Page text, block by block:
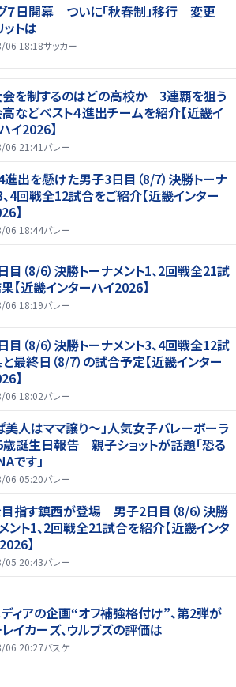
７日開幕 ついに「秋春制」移行 変更
ットは
06 18:18サッカー
を制するのはどの高校か 3連覇を狙う
などベスト４進出チームを紹介【近畿イ
イ2026】
06 21:41 バレー
進出を懸けた男子3日目（8/7）決勝トーナ
、4回戦全12試合をご紹介【近畿インター
】
06 18:44バレー
目（8/6）決勝トーナメント1、2回戦全21試
【近畿インターハイ2026】
06 18:19バレー
目（8/6）決勝トーナメント3、4回戦全12試
最終日（8/7）の試合予定【近畿インター
】
06 18:02バレー
美人はママ譲り～」人気女子バレーボーラ
誕生日報告 親子ショットが話題「恐る
です」
06 05:20バレー
指す鎮西が登場 男子2日目（8/6）決勝
ント1、2回戦全21試合を紹介【近畿インタ
】
05 20:43バレー
ィアの企画“オフ補強格付け”、第2弾が
イカーズ、ウルブズの評価は
06 20:27バスケ